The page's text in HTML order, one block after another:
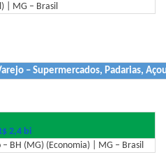
| MG – Brasil
– Supermercados, Padarias,
2,4 bi
BH (MG) (Economia) | MG – Brasil